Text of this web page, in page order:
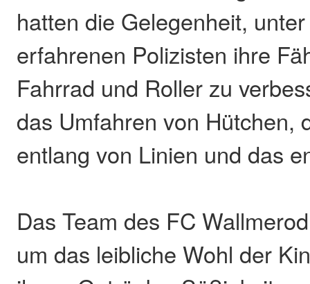
hatten die Gelegenheit,
erfahrenen Polizisten ihre
Fahrrad und Roller zu
das Umfahren von Hütchen,
entlang von Linien und das
Das Team des FC
um das leibliche Wohl der